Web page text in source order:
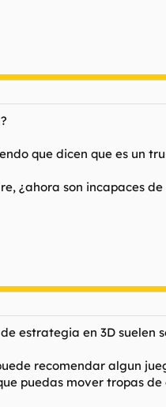
que dicen que es un
¿ahora son incapaces
estrategia en 3D
recomendar algun
puedas mover tropas